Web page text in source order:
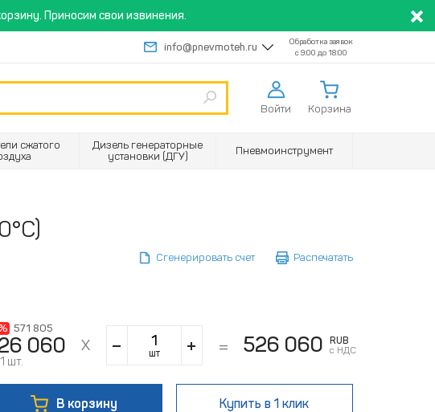
Приносим свои извинения.
info@pnevmoteh.ru
Обработка заявок
с 9:00 до 18:00
Войти Корзина
сжатого
Дизель генераторные
установки (ДГУ)
Пневмоинструмент
Сгенерировать счет Распечатать
571 805
060
шт.
шт 526 060
RUB
с НДС
В корзину Купить в 1 клик